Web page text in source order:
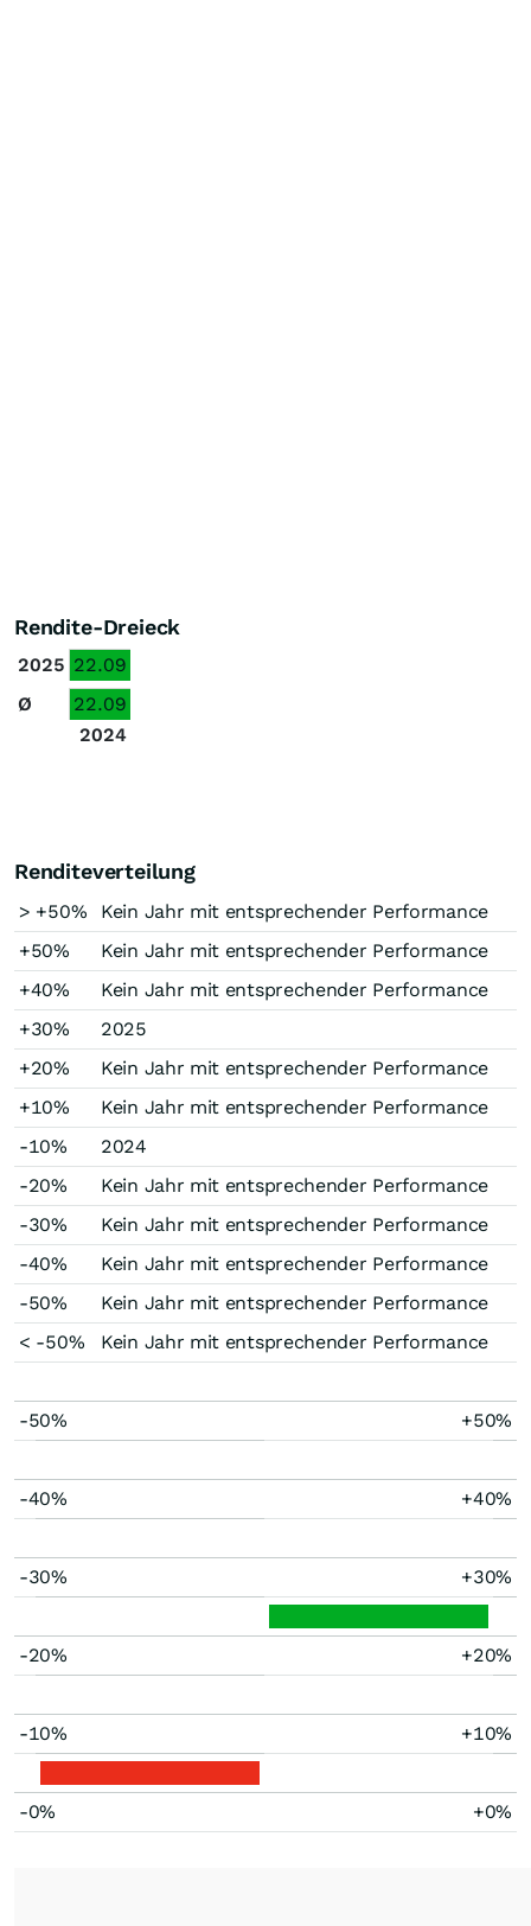
Rendite-Dreieck
2025 22.09
Ø
22.09
2024
Renditeverteilung
> +50%
Kein Jahr mit entsprechender Performance
+50%
Kein Jahr mit entsprechender Performance
+40%
Kein Jahr mit entsprechender Performance
+30%
2025
+20%
Kein Jahr mit entsprechender Performance
+10%
Kein Jahr mit entsprechender Performance
-10%
2024
-20%
Kein Jahr mit entsprechender Performance
-30%
Kein Jahr mit entsprechender Performance
-40%
Kein Jahr mit entsprechender Performance
-50%
Kein Jahr mit entsprechender Performance
< -50%
Kein Jahr mit entsprechender Performance
-50% +50%
-40% +40%
-30% +30%
-20% +20%
-10% +10%
-0% +0%